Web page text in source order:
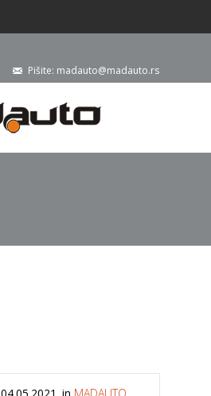
Pišite: madauto@madauto.rs